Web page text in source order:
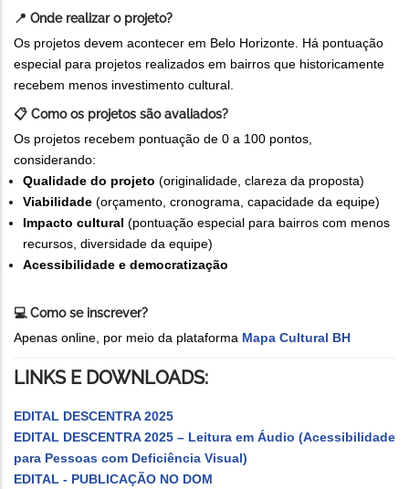
📍 Onde realizar o projeto?
Os projetos devem acontecer em Belo Horizonte. Há pontuação
especial para projetos realizados em bairros que historicamente
recebem menos investimento cultural.
📋 Como os projetos são avaliados?
Os projetos recebem pontuação de 0 a 100 pontos,
considerando:
Qualidade do projeto (originalidade, clareza da proposta)
Viabilidade (orçamento, cronograma, capacidade da equipe)
Impacto cultural (pontuação especial para bairros com menos
recursos, diversidade da equipe)
Acessibilidade e democratização
💻 Como se inscrever?
Apenas online, por meio da plataforma Mapa Cultural BH
LINKS E DOWNLOADS:
EDITAL DESCENTRA 2025
EDITAL DESCENTRA 2025 – Leitura em Áudio (Acessibilidade
para Pessoas com Deficiência Visual)
EDITAL - PUBLICAÇÃO NO DOM